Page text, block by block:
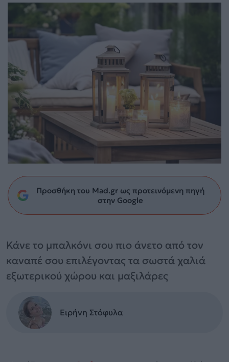
Προσθήκη του Mad.gr ως προτεινόμενη πηγή
στην Google
Κάνε το μπαλκόνι σου πιο άνετο από τον
καναπέ σου επιλέγοντας τα σωστά χαλιά
εξωτερικού χώρου και μαξιλάρες
Ειρήνη Στόφυλα